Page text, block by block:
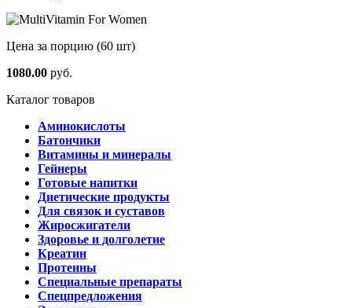
Цена за порцию (60 шт)
1080.00 руб.
Каталог товаров
Аминокислоты
Батончики
Витамины и минералы
Гейнеры
Готовые напитки
Диетические продукты
Для связок и суставов
Жиросжигатели
Здоровье и долголетие
Креатин
Протеины
Специальные препараты
Спецпредложения